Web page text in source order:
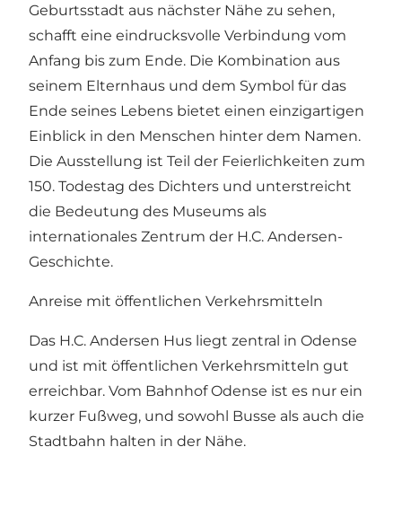
Geburtsstadt aus nächster Nähe zu sehen,
schafft eine eindrucksvolle Verbindung vom
Anfang bis zum Ende. Die Kombination aus
seinem Elternhaus und dem Symbol für das
Ende seines Lebens bietet einen einzigartigen
Einblick in den Menschen hinter dem Namen.
Die Ausstellung ist Teil der Feierlichkeiten zum
150. Todestag des Dichters und unterstreicht
die Bedeutung des Museums als
internationales Zentrum der H.C. Andersen-
Geschichte.
Anreise mit öffentlichen Verkehrsmitteln
Das H.C. Andersen Hus liegt zentral in Odense
und ist mit öffentlichen Verkehrsmitteln gut
erreichbar. Vom Bahnhof Odense ist es nur ein
kurzer Fußweg, und sowohl Busse als auch die
Stadtbahn halten in der Nähe.